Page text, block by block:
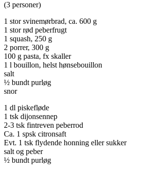
(3 personer)
1 stor svinemørbrad, ca. 600 g
1 stor rød peberfrugt
1 squash, 250 g
2 porrer, 300 g
100 g pasta, fx skaller
1 l bouillon, helst hønsebouillon
salt
½ bundt purløg
snor
1 dl piskefløde
1 tsk dijonsennep
2-3 tsk fintreven peberrod
Ca. 1 spsk citronsaft
Evt. 1 tsk flydende honning eller sukker
salt og peber
½ bundt purløg